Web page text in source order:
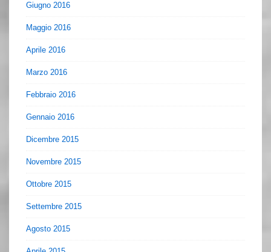
Giugno 2016
Maggio 2016
Aprile 2016
Marzo 2016
Febbraio 2016
Gennaio 2016
Dicembre 2015
Novembre 2015
Ottobre 2015
Settembre 2015
Agosto 2015